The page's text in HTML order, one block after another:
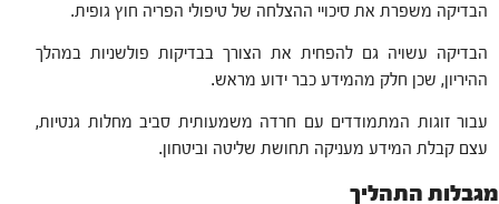
הבדיקה משפרת את סיכויי ההצלחה של טיפולי הפריה חוץ גופית.
הבדיקה עשויה גם להפחית את הצורך בבדיקות פולשניות במהלך
ההיריון, שכן חלק מהמידע כבר ידוע מראש.
עבור זוגות המתמודדים עם חרדה משמעותית סביב מחלות גנטיות,
עצם קבלת המידע מעניקה תחושת שליטה וביטחון.
מגבלות התהליך